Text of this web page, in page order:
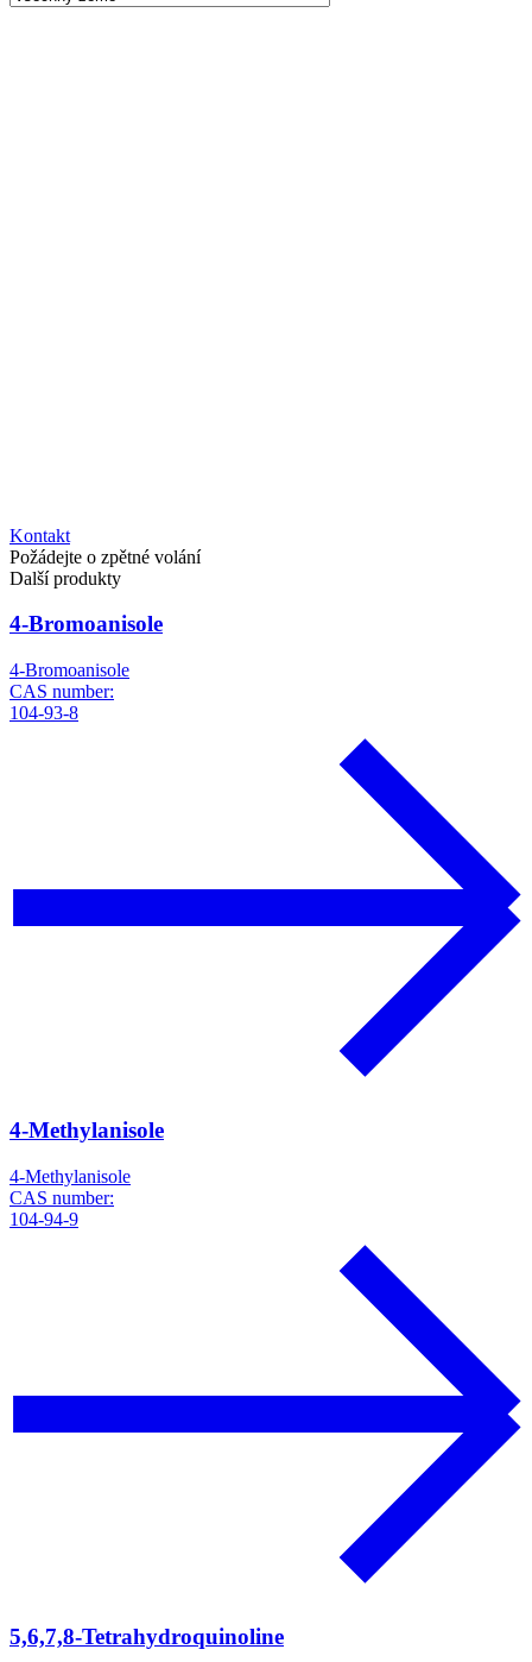
Kontakt
Požádejte o zpětné volání
Další produkty
4-Bromoanisole
4-Bromoanisole
CAS number:
104-93-8
4-Methylanisole
4-Methylanisole
CAS number:
104-94-9
5,6,7,8-Tetrahydroquinoline